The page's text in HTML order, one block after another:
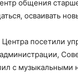
общения
осваивать
посетили
с музыкальными